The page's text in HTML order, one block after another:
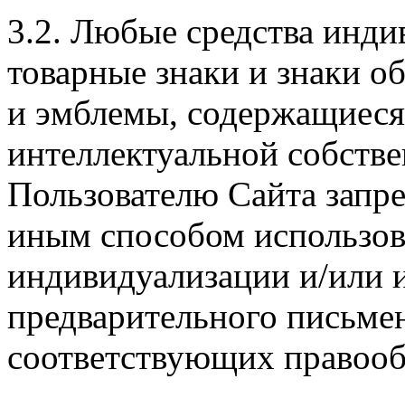
3.2. Любые средства
товарные знаки и знаки
и эмблемы,
интеллектуальной
Пользователю Сайта
иным способом
индивидуализации и/или
предварительного
соответствующих